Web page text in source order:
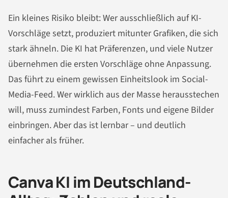
Ein kleines Risiko bleibt: Wer ausschließlich auf KI-
Vorschläge setzt, produziert mitunter Grafiken, die sich
stark ähneln. Die KI hat Präferenzen, und viele Nutzer
übernehmen die ersten Vorschläge ohne Anpassung.
Das führt zu einem gewissen Einheitslook im Social-
Media-Feed. Wer wirklich aus der Masse herausstechen
will, muss zumindest Farben, Fonts und eigene Bilder
einbringen. Aber das ist lernbar – und deutlich
einfacher als früher.
Canva KI im Deutschland-